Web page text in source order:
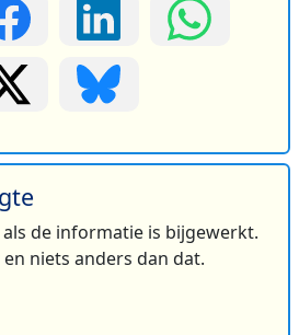
de informatie is bijgewerkt.
niets anders dan dat.